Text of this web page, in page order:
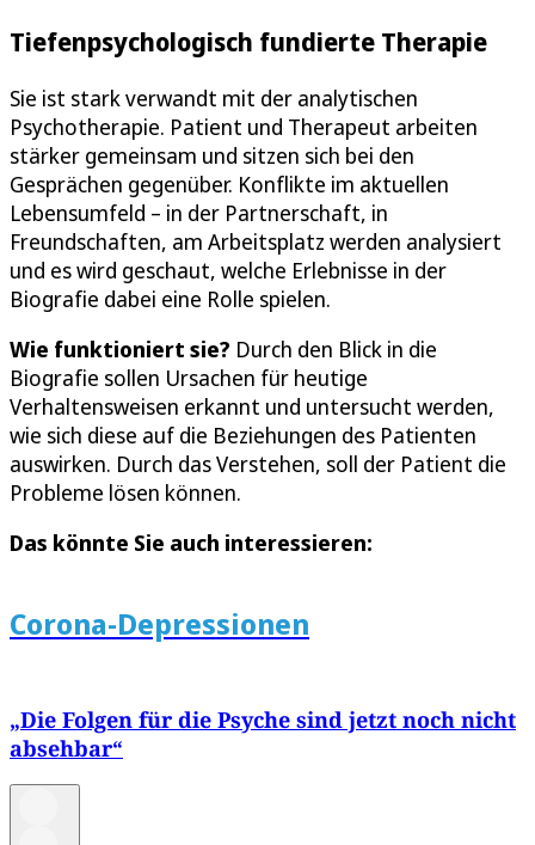
Tiefenpsychologisch fundierte Therapie
Sie ist stark verwandt mit der analytischen
Psychotherapie. Patient und Therapeut arbeiten
stärker gemeinsam und sitzen sich bei den
Gesprächen gegenüber. Konflikte im aktuellen
Lebensumfeld – in der Partnerschaft, in
Freundschaften, am Arbeitsplatz werden analysiert
und es wird geschaut, welche Erlebnisse in der
Biografie dabei eine Rolle spielen.
Wie funktioniert sie? Durch den Blick in die
Biografie sollen Ursachen für heutige
Verhaltensweisen erkannt und untersucht werden,
wie sich diese auf die Beziehungen des Patienten
auswirken. Durch das Verstehen, soll der Patient die
Probleme lösen können.
Das könnte Sie auch interessieren:
Corona-Depressionen
„Die Folgen für die Psyche sind jetzt noch nicht
absehbar“